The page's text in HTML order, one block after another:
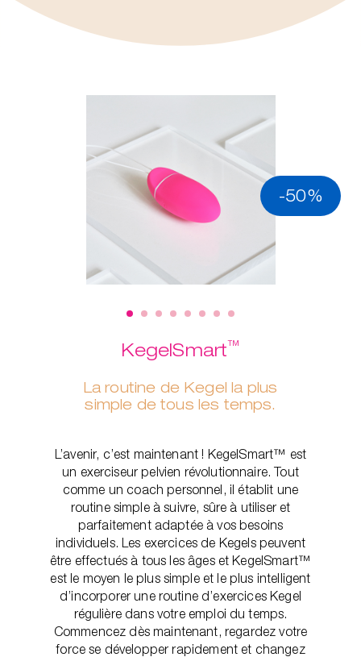
-50%
KegelSmart™
La routine de Kegel la plus
simple de tous les temps.
L’avenir, c’est maintenant ! KegelSmart™ est
un exerciseur pelvien révolutionnaire. Tout
comme un coach personnel, il établit une
routine simple à suivre, sûre à utiliser et
parfaitement adaptée à vos besoins
individuels. Les exercices de Kegels peuvent
être effectués à tous les âges et KegelSmart™
est le moyen le plus simple et le plus intelligent
d’incorporer une routine d’exercices Kegel
régulière dans votre emploi du temps.
Commencez dès maintenant, regardez votre
force se développer rapidement et changez